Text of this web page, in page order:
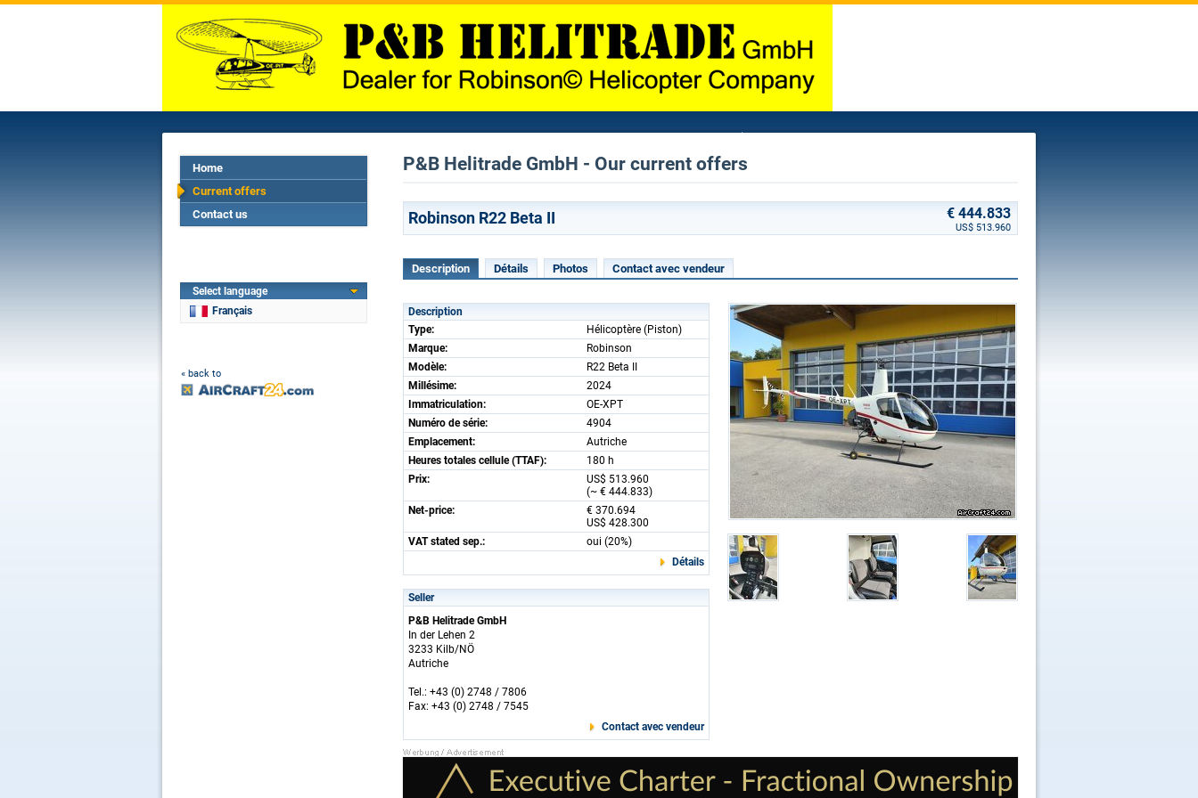
Home
Current offers
Contact us
Select language
Français
« back to
P&B Helitrade GmbH - Our current offers
Robinson R22 Beta II € 444.833
US$ 513.960
Description Détails Photos Contact avec vendeur
Description
Type:
Hélicoptère (Piston)
Marque:
Robinson
Modèle:
R22 Beta II
Millésime:
2024
Immatriculation:
OE-XPT
Numéro de série:
4904
Emplacement:
Autriche
Heures totales cellule (TTAF):
180 h
Prix:
US$ 513.960
(~ € 444.833)
Net-price:
€ 370.694
US$ 428.300
VAT stated sep.:
oui (20%)
Détails
Seller
P&B Helitrade GmbH
In der Lehen 2
3233 Kilb/NÖ
Autriche
Tel.: +43 (0) 2748 / 7806
Fax: +43 (0) 2748 / 7545
Contact avec vendeur